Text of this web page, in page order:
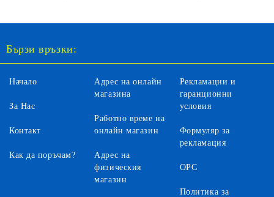
Бързи връзки:
Начало
За Нас
Контакт
Как да поръчам?
Адрес на онлайн
магазина
Работно време на
онлайн магазин
Адрес на
физическия
магазин
Рекламации и
гаранционни
условия
Формуляр за
рекламация
ОРС
Политика за